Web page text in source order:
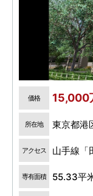
価格 15,000
所在地 東京都港
アクセス 山手線「
専有面積 55.33平